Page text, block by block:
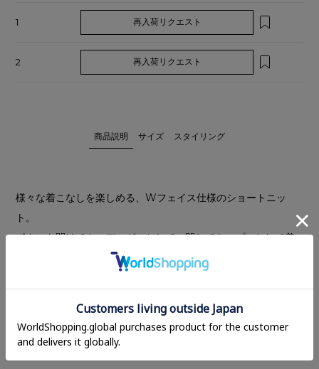
1 再入荷リクエスト
2 再入荷リクエスト
商品説明 サイズ スタイリング
様々な着こなしを楽しめる、Wフェイス仕様のショートニッ
ト。
ボタンを開けてカーディガンとして、閉じてトップスとして着
用可能。上部のみ外して抜け感を出したり、襟のように折り返
ルーズすぎない程よいサイジングで取り入れやすく、幅広いボ
トムと好相性。コーディネートの幅を広げてくれる一枚です。